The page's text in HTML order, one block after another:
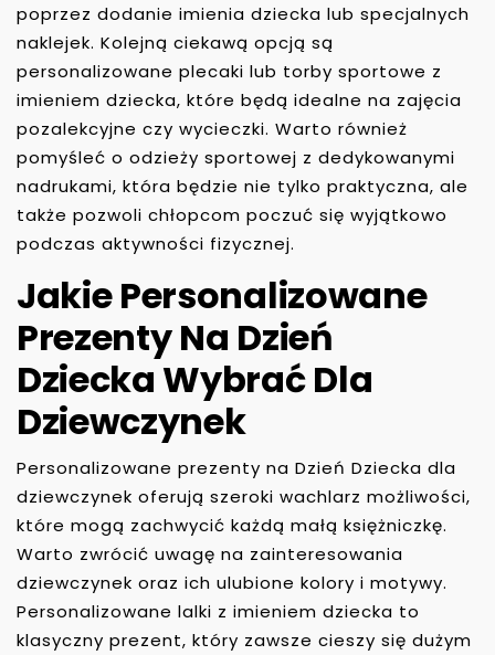
poprzez dodanie imienia dziecka lub specjalnych
naklejek. Kolejną ciekawą opcją są
personalizowane plecaki lub torby sportowe z
imieniem dziecka, które będą idealne na zajęcia
pozalekcyjne czy wycieczki. Warto również
pomyśleć o odzieży sportowej z dedykowanymi
nadrukami, która będzie nie tylko praktyczna, ale
także pozwoli chłopcom poczuć się wyjątkowo
podczas aktywności fizycznej.
Jakie Personalizowane
Prezenty Na Dzień
Dziecka Wybrać Dla
Dziewczynek
Personalizowane prezenty na Dzień Dziecka dla
dziewczynek oferują szeroki wachlarz możliwości,
które mogą zachwycić każdą małą księżniczkę.
Warto zwrócić uwagę na zainteresowania
dziewczynek oraz ich ulubione kolory i motywy.
Personalizowane lalki z imieniem dziecka to
klasyczny prezent, który zawsze cieszy się dużym